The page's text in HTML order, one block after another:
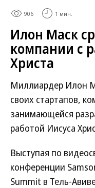
906 1 мин.
Илон Маск
компании с
Христа
Миллиардер Илон
своих стартапов,
занимающейся
работой Иисуса
Выступая по
конференции
Summit в Тель-